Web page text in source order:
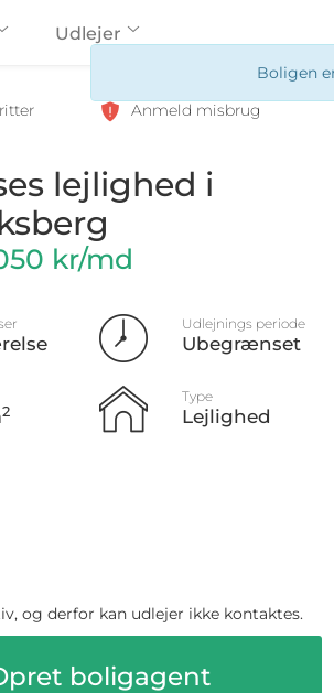
Udlejer
Boligen
Anmeld misbrug
lejlighed i
kr/md
Udlejnings periode
Ubegrænset
2
Type
Lejlighed
og derfor kan udlejer ikke kontaktes.
boligagent